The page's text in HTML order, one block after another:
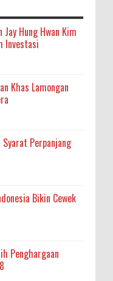
Hung Hwan Kim
Investasi
Khas Lamongan
Perpanjang
Bikin Cewek
Penghargaan